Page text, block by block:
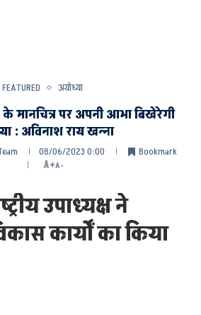
FEATURED अयोध्या
के मानचित्र पर अपनी आभा बिखेरेगी
: अविनाश राय खन्ना
08/06/2023 0:00
Bookmark
A+A-
उपाध्यक्ष ने
कार्यों का किया